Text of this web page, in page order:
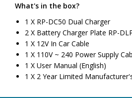
What's in the box?
1 X RP-DC50 Dual Charger
2 X Battery Charger Plate RP-
1 X 12V In Car Cable
1 X 110V ~ 240 Power Supply
1 X User Manual (English)
1 X 2 Year Limited